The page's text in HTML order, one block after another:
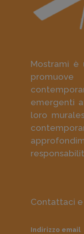
Mostrami
emergenti
loro
Contattaci
Indirizzo email